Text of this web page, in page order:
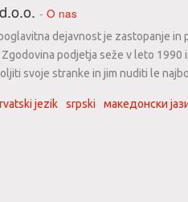
- O nas
dejavnost je zastopanje in
podjetja seže v leto 1990
svoje stranke in jim nuditi le
jezik srpski
македонски